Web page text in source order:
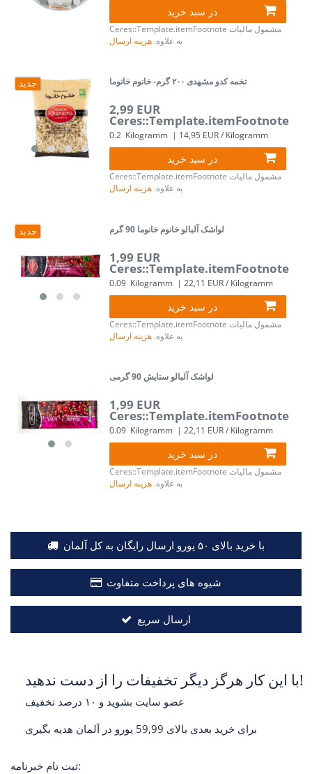
در سبد خرید
Ceres::Template.itemFootnote مشمول مالیات
به علاوه. هزینه ارسال
جدید تخمه کدو مشهدی ۲۰۰ گرم- خانوم خانوما
2,99 EUR
Ceres::Template.itemFootnote
0.2 Kilogramm | 14,95 EUR / Kilogramm
در سبد خرید
Ceres::Template.itemFootnote مشمول مالیات
به علاوه. هزینه ارسال
جدید لواشک آلبالو خانوم خانوما 90 گرم
1,99 EUR
Ceres::Template.itemFootnote
0.09 Kilogramm | 22,11 EUR / Kilogramm
در سبد خرید
Ceres::Template.itemFootnote مشمول مالیات
به علاوه. هزینه ارسال
لواشک آلبالو ستایش 90 گرمی
1,99 EUR
Ceres::Template.itemFootnote
0.09 Kilogramm | 22,11 EUR / Kilogramm
در سبد خرید
Ceres::Template.itemFootnote مشمول مالیات
به علاوه. هزینه ارسال
با خرید بالای ۵۰ یورو ارسال رایگان به کل آلمان
شیوه های پرداخت متفاوت
ارسال سریع
با این کار هرگز دیگر تخفیفات را از دست ندهید!
برای خرید بعدی بالای 59,99 یورو در آلمان هدیه بگیری
ثبت نام خبرنامه: